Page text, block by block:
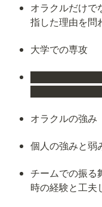
オラクルだけ
指した理由を問
大学での専攻
オラクルの強み
個人の強みと弱
チームでの振る
時の経験と工夫